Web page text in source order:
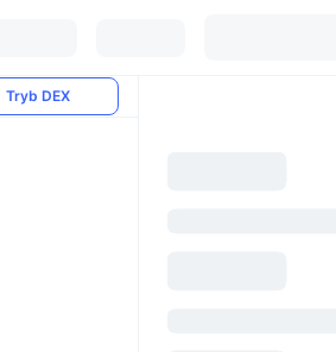
Tryb DEX